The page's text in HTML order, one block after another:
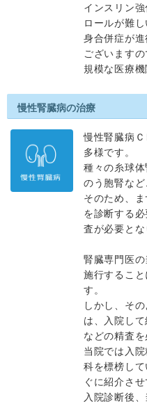
インスリン
ロールが難
身合併症が
ございます
規模な医療機
慢性腎臓病の治療
慢性腎臓病
多様です。
種々の糸球体
のう胞腎な
そのため、
を診断する
査が必要とな
腎臓専門医
施行するこ
す。
しかし、そ
は、入院し
などの精査を
当院では入
科を標榜し
ぐに紹介させ
入院診断後